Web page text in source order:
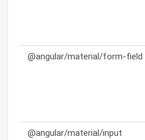
@angular/material/form-field
@angular/material/input